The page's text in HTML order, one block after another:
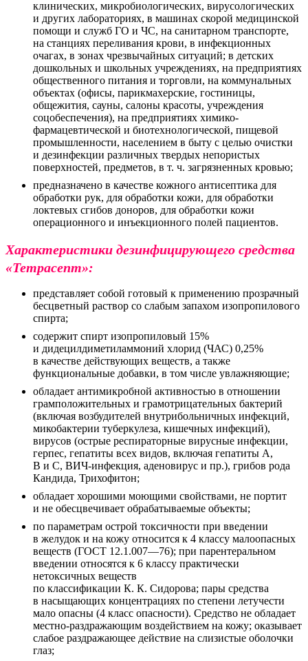
клинических, микробиологических, вирусологических
и других лабораториях, в машинах скорой медицинской
помощи и служб ГО и ЧС, на санитарном транспорте,
на станциях переливания крови, в инфекционных
очагах, в зонах чрезвычайных ситуаций; в детских
дошкольных и школьных учреждениях, на предприятиях
общественного питания и торговли, на коммунальных
объектах (офисы, парикмахерские, гостиницы,
общежития, сауны, салоны красоты, учреждения
соцобеспечения), на предприятиях химико-
фармацевтической и биотехнологической, пищевой
промышленности, населением в быту с целью очистки
и дезинфекции различных твердых непористых
поверхностей, предметов, в т. ч. загрязненных кровью;
предназначено в качестве кожного антисептика для
обработки рук, для обработки кожи, для обработки
локтевых сгибов доноров, для обработки кожи
операционного и инъекционного полей пациентов.
Характеристики дезинфицирующего средства
«Тетрасепт»:
представляет собой готовый к применению прозрачный
бесцветный раствор со слабым запахом изопропилового
спирта;
содержит спирт изопропиловый 15%
и дидецилдиметиламмоний хлорид (ЧАС) 0,25%
в качестве действующих веществ, а также
функциональные добавки, в том числе увлажняющие;
обладает антимикробной активностью в отношении
грамположительных и грамотрицательных бактерий
(включая возбудителей внутрибольничных инфекций,
микобактерии туберкулеза, кишечных инфекций),
вирусов (острые респираторные вирусные инфекции,
герпес, гепатиты всех видов, включая гепатиты А,
В и С, ВИЧ-инфекция, аденовирус и пр.), грибов рода
Кандида, Трихофитон;
обладает хорошими моющими свойствами, не портит
и не обесцвечивает обрабатываемые объекты;
по параметрам острой токсичности при введении
в желудок и на кожу относится к 4 классу малоопасных
веществ (ГОСТ 12.1.007—76); при парентеральном
введении относятся к 6 классу практически
нетоксичных веществ
по классификации К. К. Сидорова; пары средства
в насыщающих концентрациях по степени летучести
мало опасны (4 класс опасности). Средство не обладает
местно-раздражающим воздействием на кожу; оказывает
слабое раздражающее действие на слизистые оболочки
глаз;